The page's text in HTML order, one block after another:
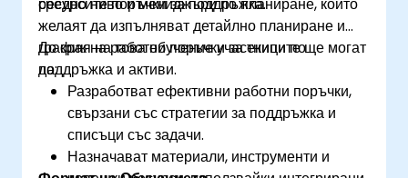
желаят да изпълняват детайлно планиране и
график на работни поръчки за екипи по
поддръжка и активи.
До края на това обучение участниците ще могат
да:
Разработват ефективни работни поръчки,
свързани със стратегии за поддръжка и
списъци със задачи.
Назначават материали, инструменти и